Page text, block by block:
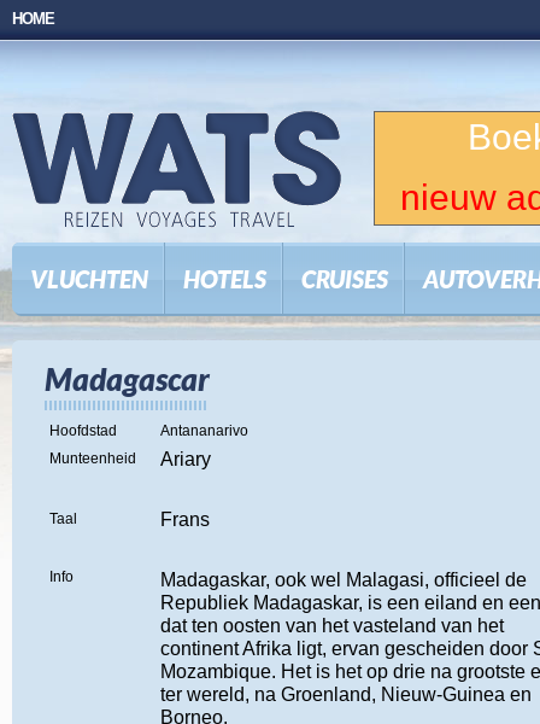
HOME
nieuw
VLUCHTEN HOTELS CRUISES
Madagascar
Hoofdstad
Antananarivo
Munteenheid
Ariary
Taal Frans
Info
Madagaskar, ook wel Malagasi, officieel de
Republiek Madagaskar, is een eiland en
dat ten oosten van het vasteland van het
continent Afrika ligt, ervan gescheiden door
Mozambique. Het is het op drie na grootste
ter wereld, na Groenland, Nieuw-Guinea en
Borneo.